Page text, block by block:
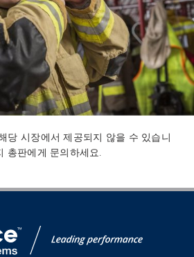
당 시장에서 제공되지 않을 수 있습니
총판에게 문의하세요.